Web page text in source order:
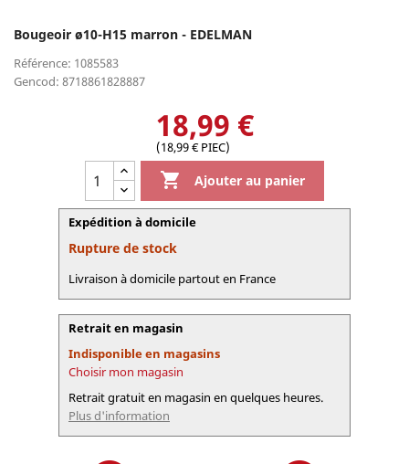
Bougeoir ø10-H15 marron - EDELMAN
Référence: 1085583
Gencod: 8718861828887
18,99 €
(18,99 € PIEC)
 Ajouter au panier
Expédition à domicile
Rupture de stock
Livraison à domicile partout en France
Retrait en magasin
Indisponible en magasins
Choisir mon magasin
Retrait gratuit en magasin en quelques heures.
Plus d'information